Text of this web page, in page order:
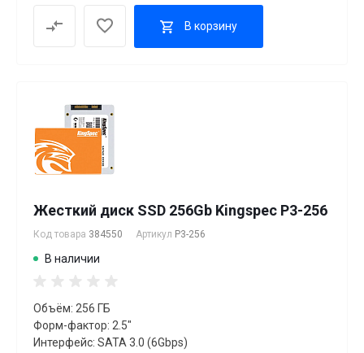
В корзину
Жесткий диск SSD 256Gb Kingspec P3-256
Код товара 384550 Артикул P3-256
В наличии
Объём: 256 ГБ
Форм-фактор: 2.5"
Интерфейс: SATA 3.0 (6Gbps)